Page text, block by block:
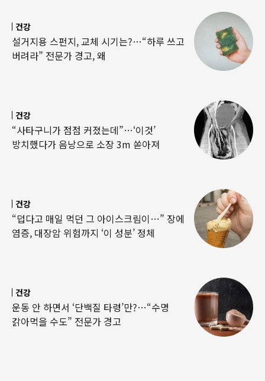
건강
설거지용 스펀지, 교체 시기는?…“하루 쓰고
버려라” 전문가 경고, 왜
건강
“사타구니가 점점 커졌는데”…‘이것’
방치했다가 음낭으로 소장 3m 쏟아져
건강
“덥다고 매일 먹던 그 아이스크림이…” 장에
염증, 대장암 위험까지 ‘이 성분’ 정체
건강
운동 안 하면서 ‘단백질 타령’만?…“수명
갉아먹을 수도” 전문가 경고